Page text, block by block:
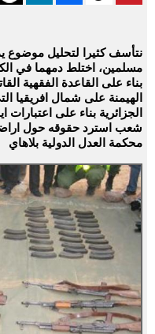
نتأسف كثيرا لتحليل
مسلمين، اختلط دمهما في
بناء على القاعدة الفقهية
الهيمنة على شمال افريقيا
الجزائرية بناء على اعتبارات
شعب استرد حقوقه حول
محكمة العدل الدولية بلاهاي